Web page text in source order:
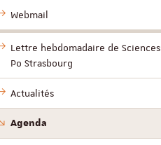
Webmail
Lettre hebdomadaire de Sciences
Po Strasbourg
Actualités
Agenda